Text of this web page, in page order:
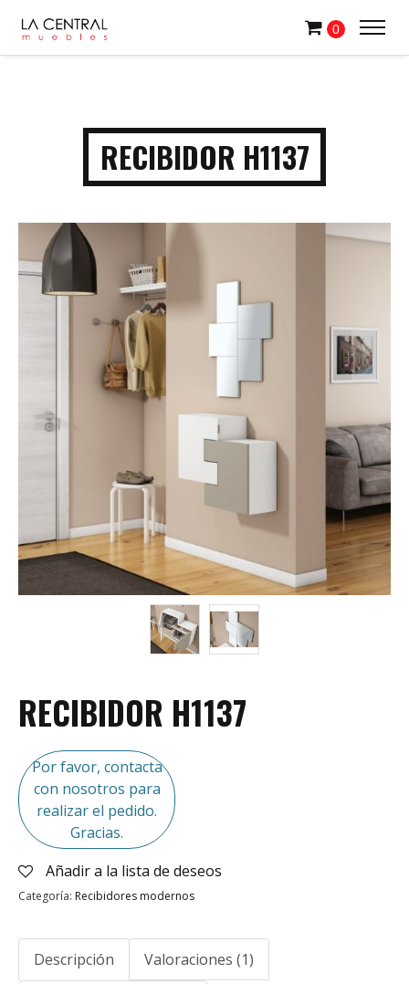
0
RECIBIDOR H1137
RECIBIDOR H1137
Por favor, contacta
con nosotros para
realizar el pedido.
Gracias.
Añadir a la lista de deseos
Categoría: Recibidores modernos
Descripción Valoraciones (1)